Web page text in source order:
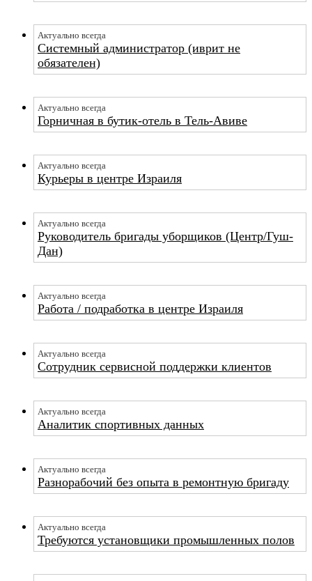
Актуально всегда
Системный администратор (иврит не
обязателен)
Актуально всегда
Горничная в бутик-отель в Тель-Авиве
Актуально всегда
Курьеры в центре Израиля
Актуально всегда
Руководитель бригады уборщиков (Центр/Гуш-
Дан)
Актуально всегда
Работа / подработка в центре Израиля
Актуально всегда
Сотрудник сервисной поддержки клиентов
Актуально всегда
Аналитик спортивных данных
Актуально всегда
Разнорабочий без опыта в ремонтную бригаду
Актуально всегда
Требуются установщики промышленных полов